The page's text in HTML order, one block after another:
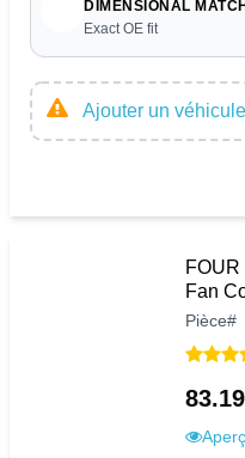
DIMENSIONAL MATCH
Exact OE fit
Ajouter un
Fan
Pièce#
83.19